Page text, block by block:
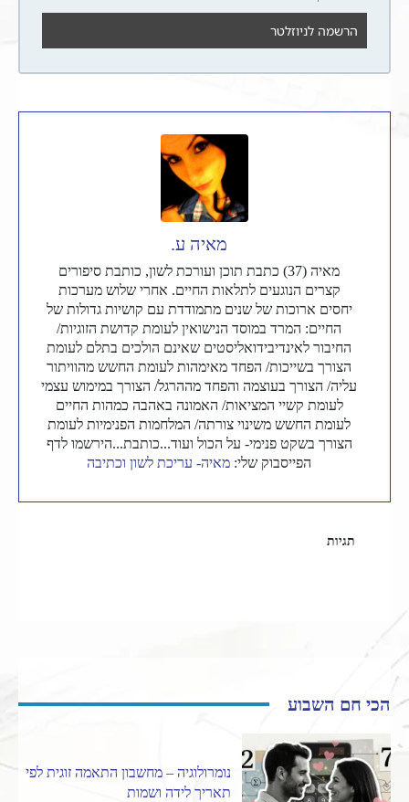
הכי חם השבוע
נומרולוגיה – מחשבון התאמה זוגית לפי
תאריך לידה ושמות
מאיה ע.
מאיה (37) כתבת תוכן ועורכת לשון, כותבת סיפורים
קצרים הנוגעים לתלאות החיים. אחרי שלוש מערכות
יחסים ארוכות של שנים מתמודדת עם קושיות גדולות של
החיים: המרד במוסד הנישואין לעומת קדושת הזוגיות/
החיבור לאינדיבידואליסטים שאינם הולכים בתלם לעומת
הצורך בשייכות/ הפחד מאימהות לעומת החשש מהוויתור
עליה/ הצורך בעוצמה והפחד מההרגל/ הצורך במימוש עצמי
לעומת קשיי המציאות/ האמונה באהבה כמהות החיים
לעומת החשש משינוי צורתה/ המלחמות הפנימיות לעומת
הצורך בשקט פנימי- על הכול ועוד...כותבת...הירשמו לדף
הפייסבוק שלי: מאיה- עריכת לשון וכתיבה
תגיות